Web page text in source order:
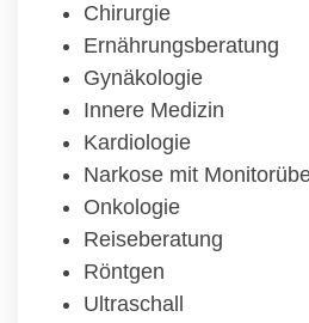
Chirurgie
Ernährungsberatung
Gynäkologie
Innere Medizin
Kardiologie
Narkose mit
Onkologie
Reiseberatung
Röntgen
Ultraschall